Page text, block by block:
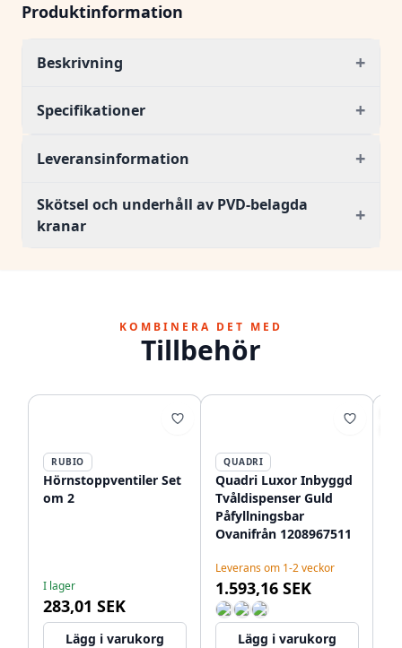
Produktinformation
Beskrivning +
Specifikationer +
Leveransinformation +
Skötsel och underhåll av PVD-belagda
kranar
+
KOMBINERA DET MED
Tillbehör
RUBIO
Hörnstoppventiler Set
om 2
I lager
283,01 SEK
Lägg i varukorg
QUADRI
Quadri Luxor Inbyggd
Tvåldispenser Guld
Påfyllningsbar
Ovanifrån 1208967511
Leverans om 1-2 veckor
1.593,16 SEK
Lägg i varukorg